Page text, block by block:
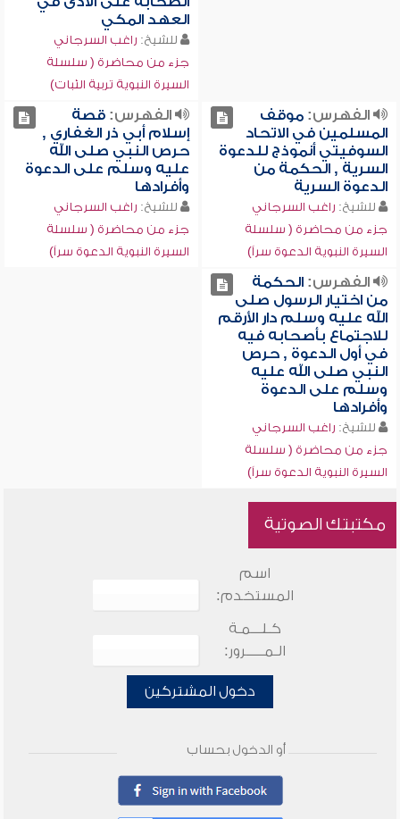
العهد المكي
للشيخ: راغب السرجاني
جزء من محاضرة ( سلسلة
السيرة النبوية تربية الثبات)
الفهرس:موقف
المسلمين في الاتحاد
السوفيتي أنموذج للدعوة
السرية , الحكمة من
الدعوة السرية
للشيخ: راغب السرجاني
جزء من محاضرة ( سلسلة
السيرة النبوية الدعوة سراً)
الفهرس:قصة
إسلام أبي ذر الغفاري ,
حرص النبي صلى الله
عليه وسلم على الدعوة
وأفرادها
للشيخ: راغب السرجاني
جزء من محاضرة ( سلسلة
السيرة النبوية الدعوة سراً)
الفهرس:الحكمة
من اختيار الرسول صلى
الله عليه وسلم دار الأرقم
للاجتماع بأصحابه فيه
في أول الدعوة , حرص
النبي صلى الله عليه
وسلم على الدعوة
وأفرادها
للشيخ: راغب السرجاني
جزء من محاضرة ( سلسلة
السيرة النبوية الدعوة سراً)
مكتبتك الصوتية
اسم
المستخدم:
كـلـــمـة
الـمـــــرور:
دخول المشتركين
أو الدخول بحساب